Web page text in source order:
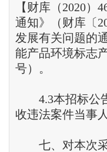
【财库（2020
通知》（财库〔
发展有关问题的
能产品环境标志
号）。
4.3本招标公告
收违法案件当事
七、对本次采